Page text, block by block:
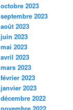
octobre 2023
septembre 2023
août 2023
juin 2023
mai 2023
avril 2023
mars 2023
février 2023
janvier 2023
décembre 2022